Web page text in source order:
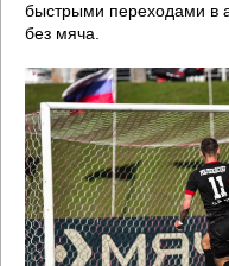
быстрыми переходами в
без мяча.